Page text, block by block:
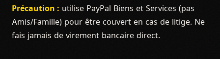
Précaution : utilise PayPal Biens et Services (pas
Amis/Famille) pour être couvert en cas de litige. Ne
fais jamais de virement bancaire direct.